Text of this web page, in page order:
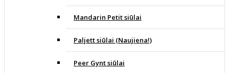
Mandarin Petit siūlai
Paljett siūlai (Naujiena!)
Peer Gynt siūlai